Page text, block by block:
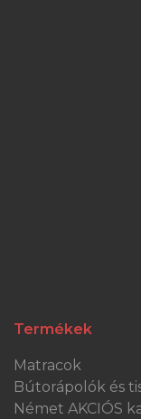
Termékek
Matracok
Bútorápolók és
Német AKCIÓS